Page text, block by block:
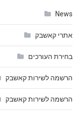
News
אתרי קאשבק
בחירת העורכים
הרשמה לשירות קאשבק
הרשמה לשירות קאשבק